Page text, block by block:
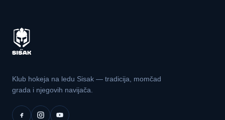
Klub hokeja na ledu Sisak — tradicija, momčad
grada i njegovih navijača.